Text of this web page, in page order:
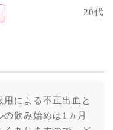
20代
による不正出血と
飲み始めは1ヵ月